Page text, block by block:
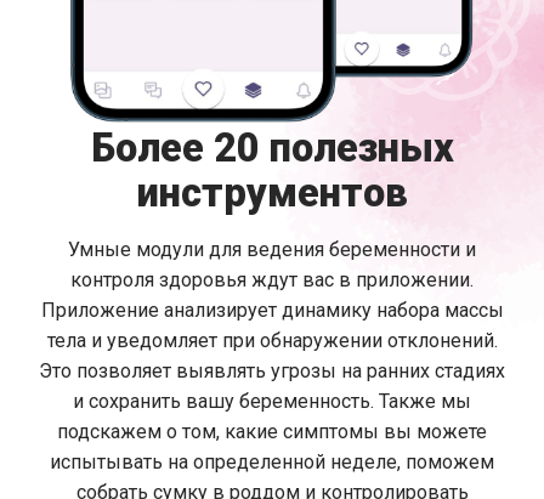
Более 20 полезных
инструментов
Умные модули для ведения беременности и
контроля здоровья ждут вас в приложении.
Приложение анализирует динамику набора массы
тела и уведомляет при обнаружении отклонений.
Это позволяет выявлять угрозы на ранних стадиях
и сохранить вашу беременность. Также мы
подскажем о том, какие симптомы вы можете
испытывать на определенной неделе, поможем
собрать сумку в роддом и контролировать